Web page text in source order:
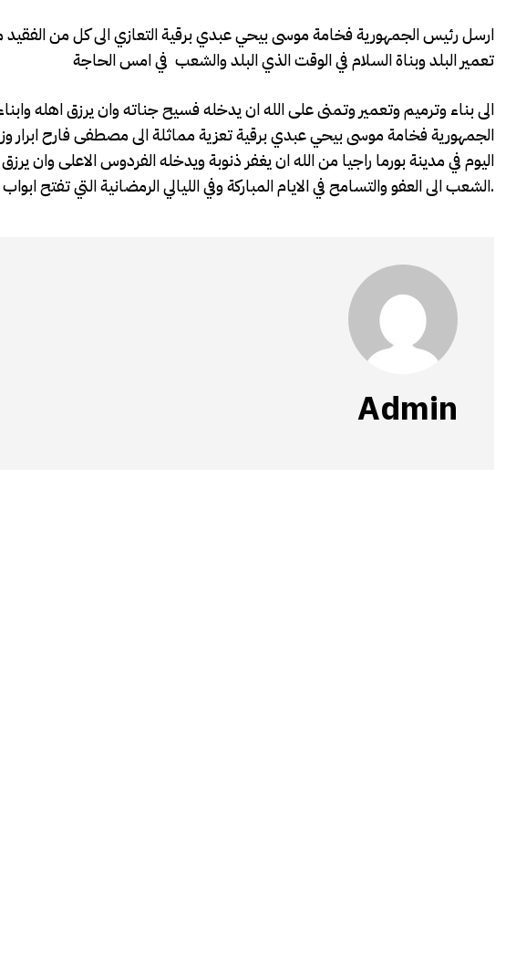
ارسل رئيس الجمهورية فخامة موسى بيحي عبدي برقية التعازي الى كل من
تعمير البلد وبناة السلام في الوقت الذي البلد والشعب في امس الحاجة
الى بناء وترميم وتعمير وتمنى على الله ان يدخله فسيح جناته وان يرزق اهله
الجمهورية فخامة موسى بيحي عبدي برقية تعزية مماثلة الى مصطفى فارح ابرار
اليوم في مدينة بورما راجيا من الله ان يغفر ذنوبة ويدخله الفردوس الاعلى وان
الشعب الى العفو والتسامح في الايام المباركة وفي الليالي الرمضانية التي تفتح ابواب الجنة وتغلق ابواب النار.
Admin